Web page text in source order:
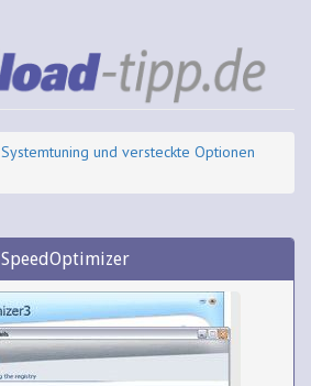
Systemtuning und versteckte Optionen
SpeedOptimizer